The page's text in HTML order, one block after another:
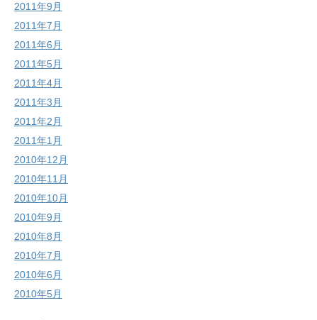
2011年9月
2011年7月
2011年6月
2011年5月
2011年4月
2011年3月
2011年2月
2011年1月
2010年12月
2010年11月
2010年10月
2010年9月
2010年8月
2010年7月
2010年6月
2010年5月